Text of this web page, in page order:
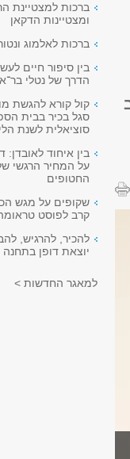
ברכות למצטיינת
ומצטיינות הדקאן
ברכות לאלמוג
בין סיפור חיים
הדרך של נטלי
קול קורא להגשת
סגל בכיר בבית
סוציאלית לשנת
בין איחוד לאובדן:
על המחיר הרגשי
החטופים
שקופים על מגש
קרב לפוסט
להכיר, להרגיש,
יוצאת דופן
למאגר החדשות >